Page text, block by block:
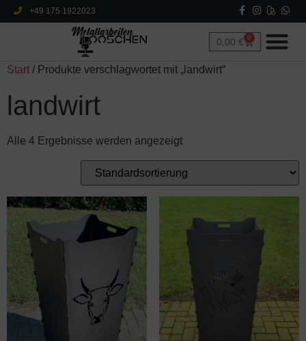
+49 175 1922023
0,00 € 0
Start / Produkte verschlagwortet mit „landwirt“
landwirt
Alle 4 Ergebnisse werden angezeigt